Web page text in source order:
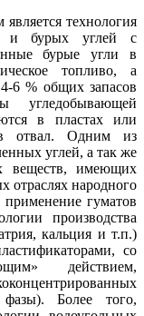
технология
и бурых углей с
бурые угли в
топливо, а
6 % общих запасов
угледобывающей
в пластах или
отвал. Одним из
углей, а так же
веществ, имеющих
отраслях народного
применение гуматов
производства
кальция и т.п.)
со
действием,
Более того,